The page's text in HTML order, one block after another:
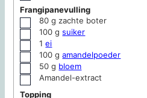
Frangipanevulling
▢
80 g zachte boter
▢
100 g suiker
▢
1 ei
▢
100 g amandelpoeder
▢
50 g bloem
▢
Amandel-extract
Topping